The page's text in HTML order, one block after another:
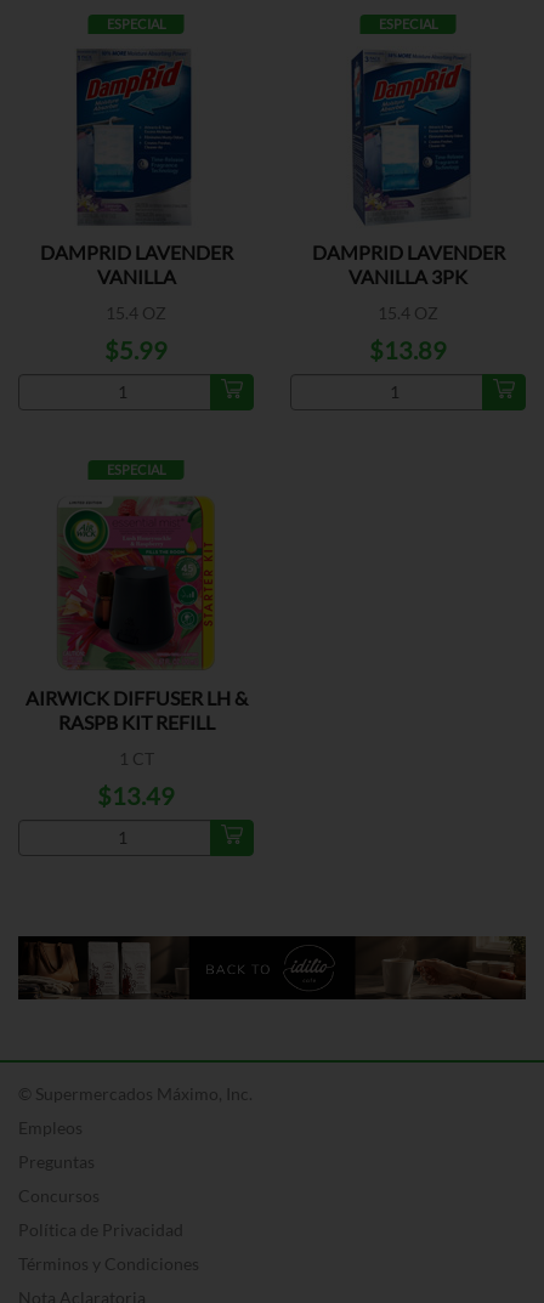
ESPECIAL
DAMPRID LAVENDER
VANILLA
15.4 OZ
$5.99
ESPECIAL
DAMPRID LAVENDER
VANILLA 3PK
15.4 OZ
$13.89
ESPECIAL
AIRWICK DIFFUSER LH &
RASPB KIT REFILL
1 CT
$13.49
© Supermercados Máximo, Inc.
Empleos
Preguntas
Concursos
Política de Privacidad
Términos y Condiciones
Nota Aclaratoria